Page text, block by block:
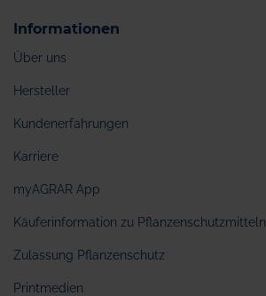
Informationen
Über uns
Hersteller
Kundenerfahrungen
Karriere
myAGRAR App
Käuferinformation zu Pflanzenschutzmitteln
Zulassung Pflanzenschutz
Printmedien